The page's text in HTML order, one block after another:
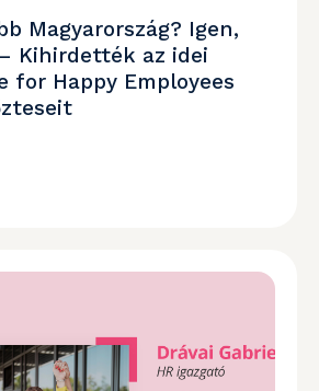
Magyarország? Igen,
Kihirdették az idei
for Happy Employees